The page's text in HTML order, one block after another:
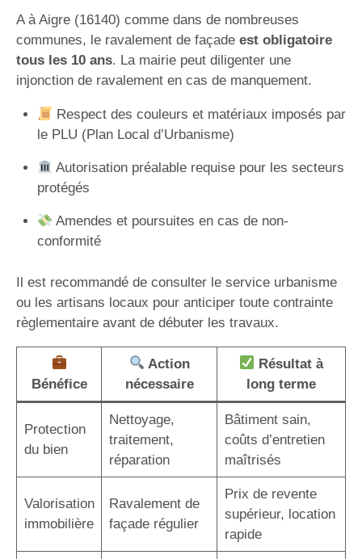
A à Aigre (16140) comme dans de nombreuses
communes, le ravalement de façade est obligatoire
tous les 10 ans. La mairie peut diligenter une
injonction de ravalement en cas de manquement.
Respect des couleurs et matériaux imposés par
le PLU (Plan Local d’Urbanisme)
Autorisation préalable requise pour les secteurs
protégés
Amendes et poursuites en cas de non-
conformité
Il est recommandé de consulter le service urbanisme
ou les artisans locaux pour anticiper toute contrainte
règlementaire avant de débuter les travaux.
Bénéfice
Action
nécessaire
Résultat à
long terme
Protection
du bien
Nettoyage,
traitement,
réparation
Bâtiment sain,
coûts d’entretien
maîtrisés
Valorisation
immobilière
Ravalement de
façade régulier
Prix de revente
supérieur, location
rapide